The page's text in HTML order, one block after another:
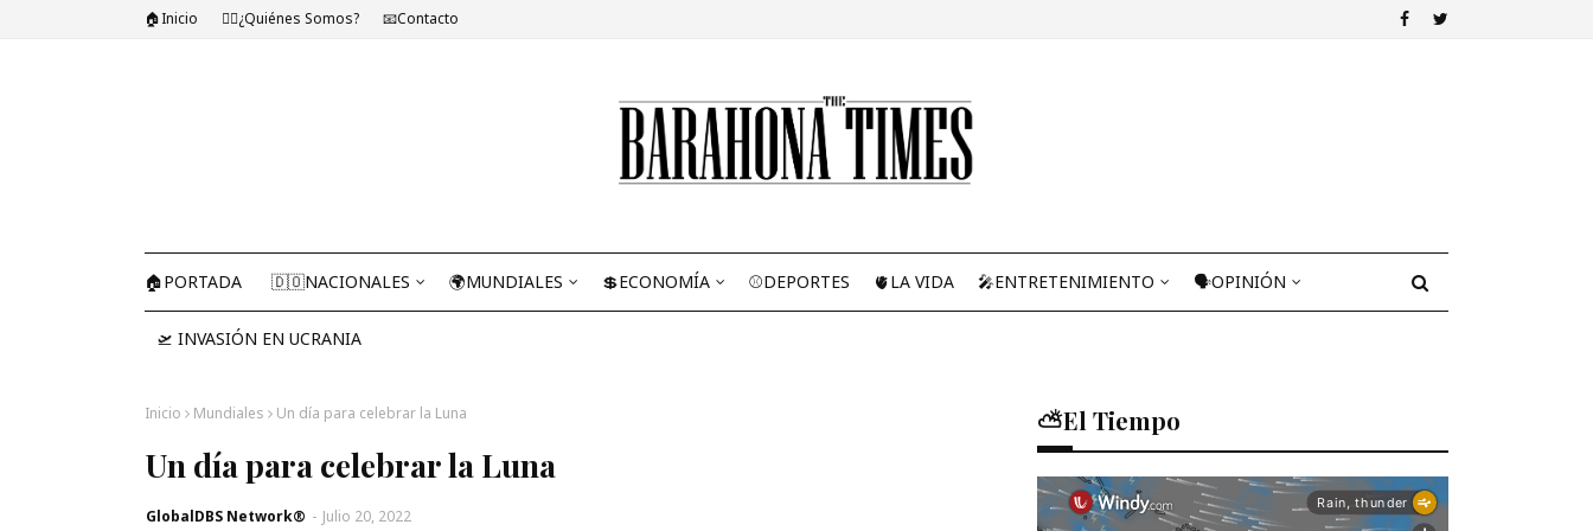
🏠Inicio 🤷‍♂️¿Quiénes Somos? 📧Contacto
🏠PORTADA 🇩🇴NACIONALES 🌍MUNDIALES 💲ECONOMÍA ⚾DEPORTES 🫀LA VIDA 🎤ENTRETENIMIENTO 🗣OPINIÓN
🛫 INVASIÓN EN UCRANIA
Inicio Mundiales Un día para celebrar la Luna
Un día para celebrar la Luna
GlobalDBS Network® - Julio 20, 2022
⛅El Tiempo